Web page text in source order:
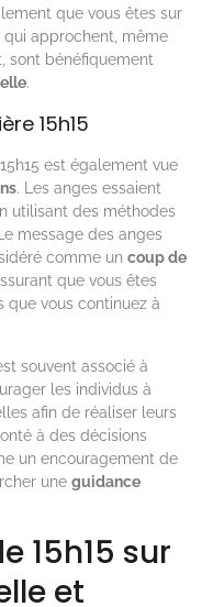
que vous êtes sur
qui approchent, même
sont bénéfiquement
.
15h15
est également vue
. Les anges essaient
utilisant des méthodes
message des anges
comme un coup de
que vous êtes
que vous continuez à
souvent associé à
les individus à
afin de réaliser leurs
à des décisions
un encouragement de
une guidance
15h15 sur
et